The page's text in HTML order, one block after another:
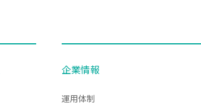
企業情報
運用体制